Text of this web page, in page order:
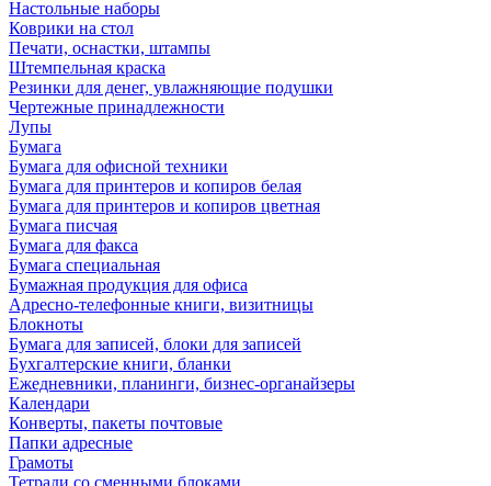
Настольные наборы
Коврики на стол
Печати, оснастки, штампы
Штемпельная краска
Резинки для денег, увлажняющие подушки
Чертежные принадлежности
Лупы
Бумага
Бумага для офисной техники
Бумага для принтеров и копиров белая
Бумага для принтеров и копиров цветная
Бумага писчая
Бумага для факса
Бумага специальная
Бумажная продукция для офиса
Адресно-телефонные книги, визитницы
Блокноты
Бумага для записей, блоки для записей
Бухгалтерские книги, бланки
Ежедневники, планинги, бизнес-органайзеры
Календари
Конверты, пакеты почтовые
Папки адресные
Грамоты
Тетради со сменными блоками